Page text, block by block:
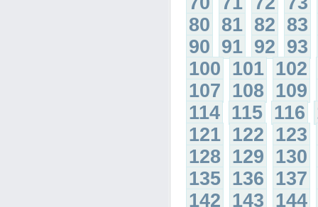
80 81 82 83
90 91 92 93
100 101 102
107 108 109
114 115 116
121 122 123
128 129 130
135 136 137
142 143 144